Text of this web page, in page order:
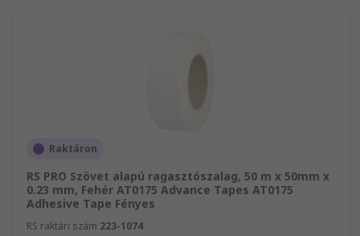
nélkül könnyen eltávolítható. A szigszalagot
tévé- és filmiparban gyakran használják,
padlóra vagy világítótesteket az oszlopokra.
kábelek szőnyeghez, betonhoz vagy fához
történő rögzítéséhez.
Általános célú ragasztószalag
Raktáron
RS PRO Szövet alapú ragasztószalag, 50 m x 50mm x
0.23 mm, Fehér AT0175 Advance Tapes AT0175
Adhesive Tape Fényes
RS raktári szám 223-1074